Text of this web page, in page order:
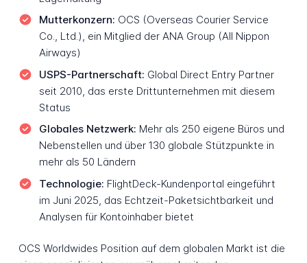
Mutterkonzern: OCS (Overseas Courier Service
Co., Ltd.), ein Mitglied der ANA Group (All Nippon
Airways)
USPS-Partnerschaft: Global Direct Entry Partner
seit 2010, das erste Drittunternehmen mit diesem
Status
Globales Netzwerk: Mehr als 250 eigene Büros und
Nebenstellen und über 130 globale Stützpunkte in
mehr als 50 Ländern
Technologie: FlightDeck-Kundenportal eingeführt
im Juni 2025, das Echtzeit-Paketsichtbarkeit und
Analysen für Kontoinhaber bietet
OCS Worldwides Position auf dem globalen Markt ist die